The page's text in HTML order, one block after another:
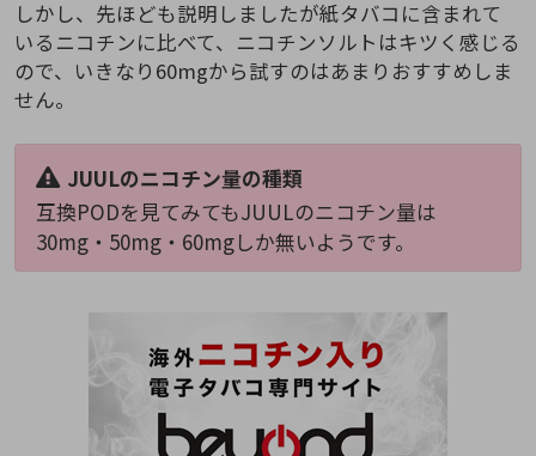
しかし、先ほども説明しましたが紙タバコに含まれて
いるニコチンに比べて、ニコチンソルトはキツく感じる
ので、いきなり60mgから試すのはあまりおすすめしま
せん。
JUULのニコチン量の種類
互換PODを見てみてもJUULのニコチン量は
30mg・50mg・60mgしか無いようです。